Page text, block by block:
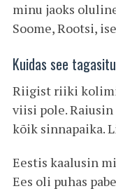
minu jaoks
Soome, Rootsi,
Kuidas see
Riigist riiki
viisi pole.
kõik sinnapaika.
Eestis kaalusin
Ees oli puhas